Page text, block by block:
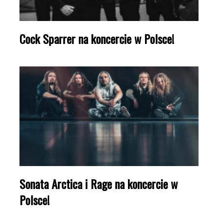
Cock Sparrer na koncercie w Polsce!
Sonata Arctica i Rage na koncercie w
Polsce!